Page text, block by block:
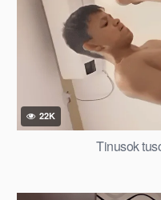
22K
Tinusok